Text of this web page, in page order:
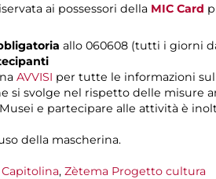
ai possessori della MIC Card
allo 060608 (tutti i giorni
AVVISI per tutte le informazioni
si svolge nel rispetto delle misure
e partecipare alle attività è
della mascherina.
, Zètema Progetto cultura